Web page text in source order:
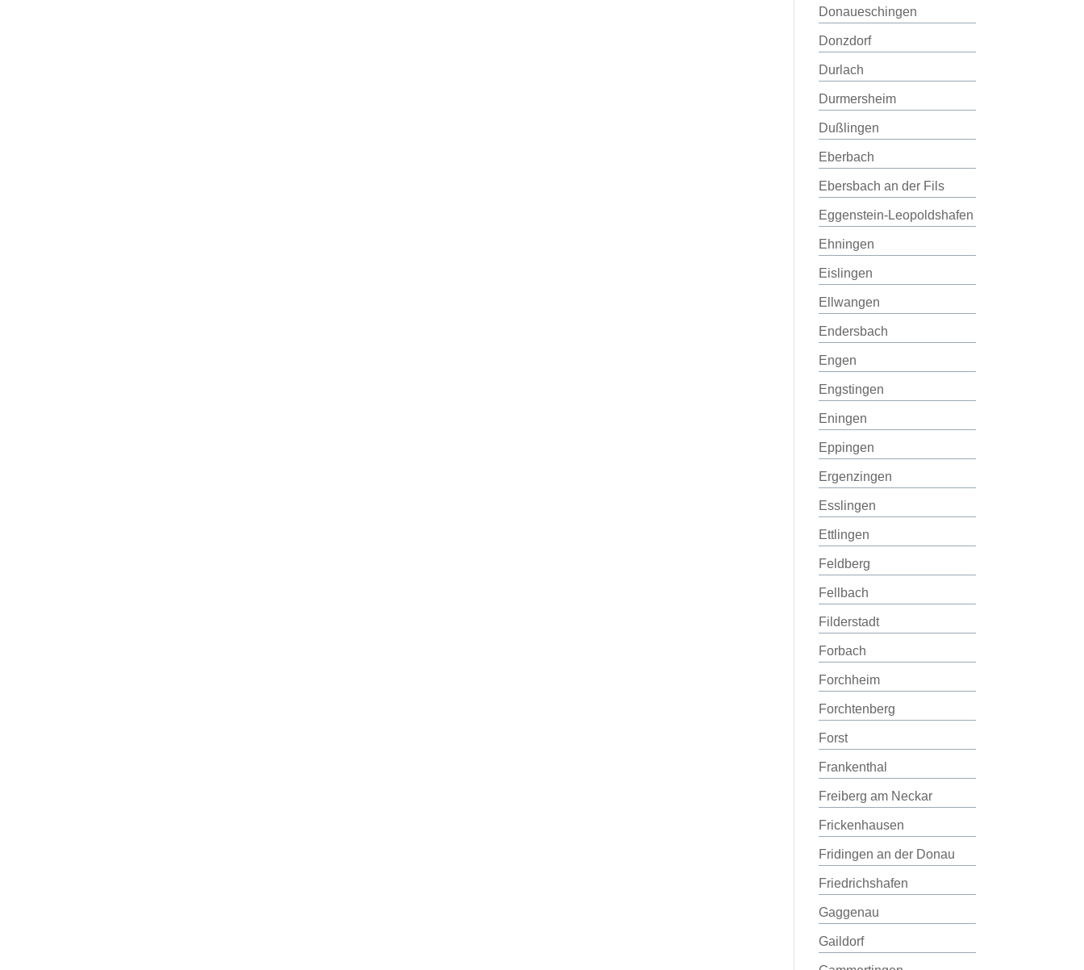
Donaueschingen
Donzdorf
Durlach
Durmersheim
Dußlingen
Eberbach
Ebersbach an der Fils
Eggenstein-Leopoldshafen
Ehningen
Eislingen
Ellwangen
Endersbach
Engen
Engstingen
Eningen
Eppingen
Ergenzingen
Esslingen
Ettlingen
Feldberg
Fellbach
Filderstadt
Forbach
Forchheim
Forchtenberg
Forst
Frankenthal
Freiberg am Neckar
Frickenhausen
Fridingen an der Donau
Friedrichshafen
Gaggenau
Gaildorf